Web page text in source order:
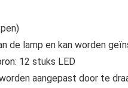
de lamp en kan worden
12 stuks LED
aangepast door te